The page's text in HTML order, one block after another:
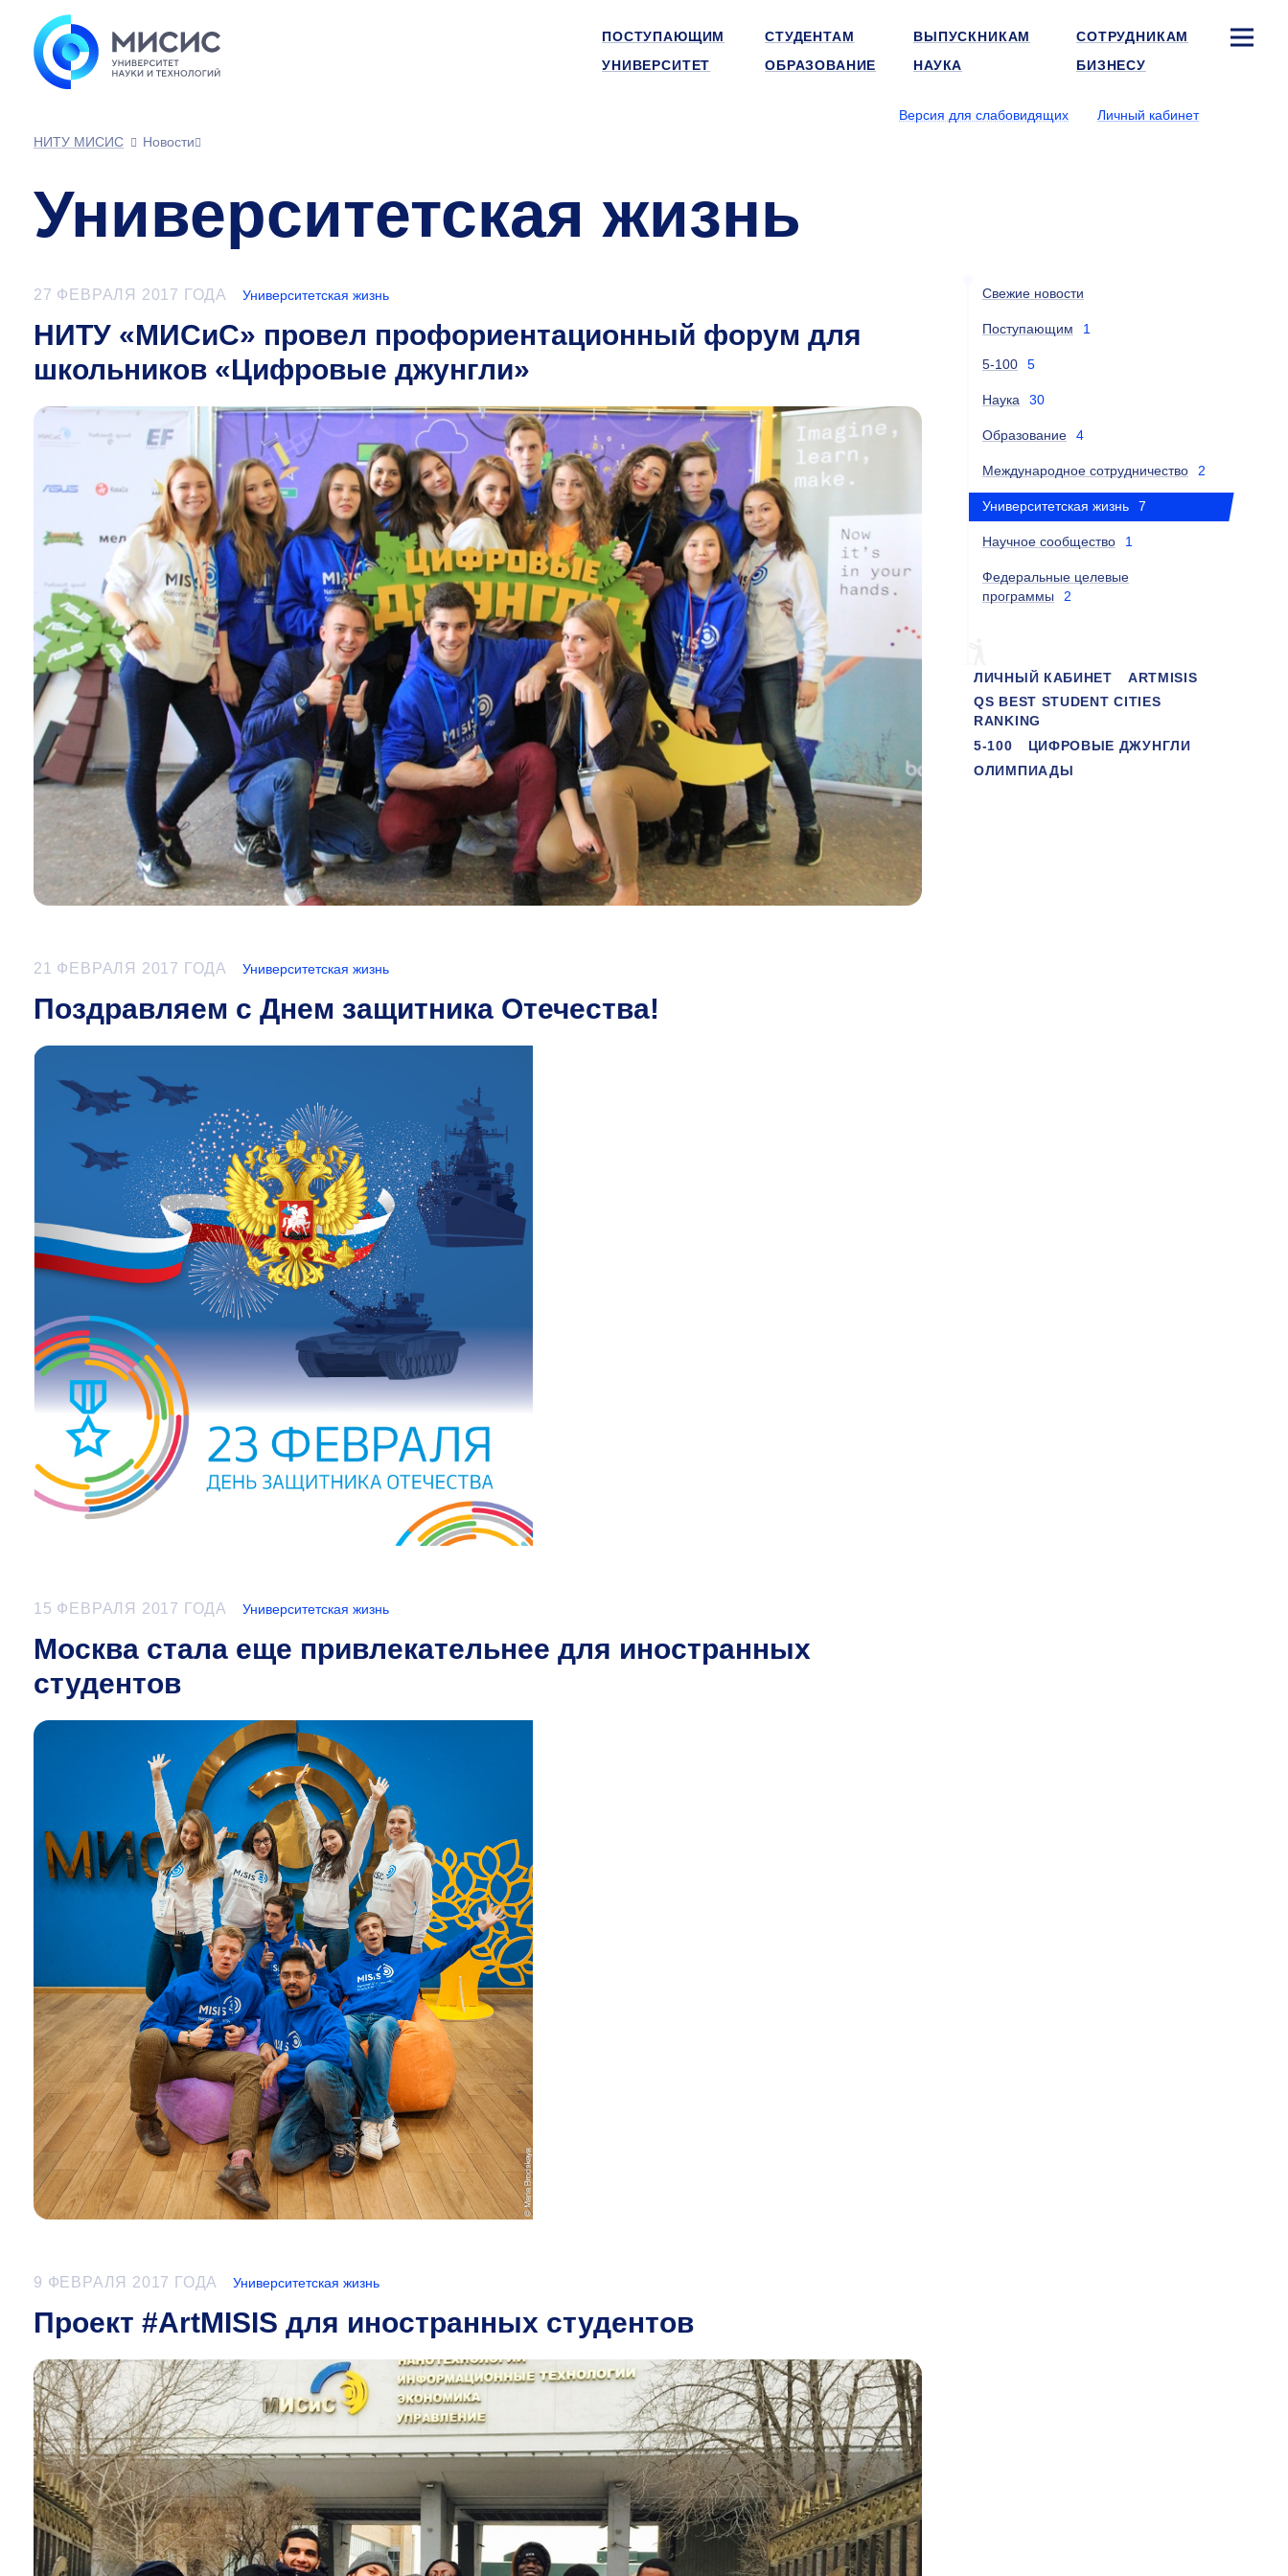
ПОСТУПАЮЩИМ СТУДЕНТАМ ВЫПУСКНИКАМ
СОТРУДНИКАМ
УНИВЕРСИТЕТ
ОБРАЗОВАНИЕ НАУКА БИЗНЕСУ
Версия для слабовидящих
Личный кабинет
НИТУ МИСИС
Новости
Университетская жизнь
27 ФЕВРАЛЯ 2017 ГОДА Университетская жизнь
НИТУ «МИСиС» провел профориентационный форум для
школьников «Цифровые джунгли»
21 ФЕВРАЛЯ 2017 ГОДА Университетская жизнь
Поздравляем с Днем защитника Отечества!
15 ФЕВРАЛЯ 2017 ГОДА Университетская жизнь
Москва стала еще привлекательнее для иностранных
студентов
9 ФЕВРАЛЯ 2017 ГОДА Университетская жизнь
Проект #ArtMISIS для иностранных студентов
Свежие новости
Поступающим 1
5-100 5
Наука 30
Образование 4
Международное сотрудничество 2
Университетская жизнь 7
Научное сообщество 1
Федеральные целевые
программы
2
ЛИЧНЫЙ КАБИНЕТ
ARTMISIS
QS BEST STUDENT CITIES
RANKING
5-100
ЦИФРОВЫЕ ДЖУНГЛИ
ОЛИМПИАДЫ